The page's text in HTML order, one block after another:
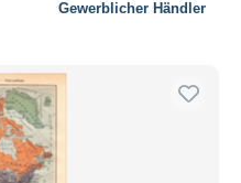
Gewerblicher Händler